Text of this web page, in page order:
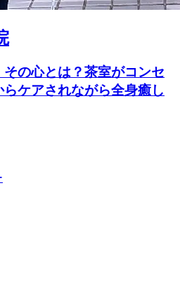
その心とは？茶室がコンセ
ケアされながら全身癒し